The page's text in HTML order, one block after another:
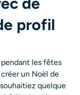
profil
les fêtes
un Noël de
quelque